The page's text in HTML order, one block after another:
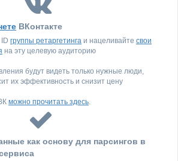
ВКонтакте
группы ретаргетинга и нацеливайте свои
на эту целевую аудиторию
будут видеть только нужные люди,
их эффективность и снизит цену
можно прочитать здесь.
как основу для парсингов в